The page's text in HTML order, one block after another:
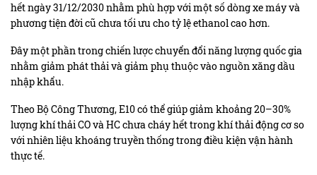
hết ngày 31/12/2030 nhằm phù hợp với một số dòng xe máy và
phương tiện đời cũ chưa tối ưu cho tỷ lệ ethanol cao hơn.
Đây một phần trong chiến lược chuyển đổi năng lượng quốc gia
nhằm giảm phát thải và giảm phụ thuộc vào nguồn xăng dầu
nhập khẩu.
Theo Bộ Công Thương, E10 có thể giúp giảm khoảng 20–30%
lượng khí thải CO và HC chưa cháy hết trong khí thải động cơ so
với nhiên liệu khoáng truyền thống trong điều kiện vận hành
thực tế.